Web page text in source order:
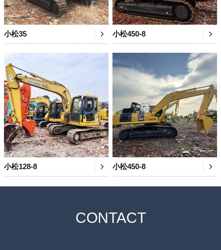
小松35 小松450-8
小松128-8 小松450-8
CONTACT